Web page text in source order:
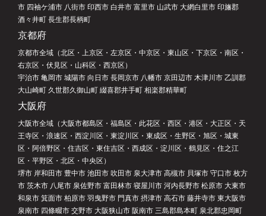
市 四袖ケ浦市 八街市 印西市 白井市 富里市 山武市 大網白里市 印旛郡
酒々井町 長生郡長柄町
京都府
京都市全域（北区・上京区・左京区・中京区・東山区・下京区・南区・
右京区・伏見区・山科区・西京区）
宇治市 亀岡市 城陽市 向日市 長岡京市 八幡市 京田辺市 木津川市 乙訓郡
大山崎町 久世郡久御山町 綴喜郡井手町 相楽郡精華町
大阪府
大阪市全域（大阪市都島区・福島区・此花区・西区・港区・大正区・天
王寺区・浪速区・西淀川区・東淀川区・東成区・生野区・旭区・城東
区・阿倍野区・住吉区・東住吉区・西成区・淀川区・鶴見区・住之江
区・平野区・北区・中央区）
堺市 岸和田市 豊中市 池田市 吹田市 泉大津市 高槻市 貝塚市 守口市 枚方
市 茨木市 八尾市 泉佐野市 富田林市 寝屋川市 河内長野市 松原市 大東市
和泉市 箕面市 柏原市 羽曳野市 門真市 摂津市 高石市 藤井寺市 東大阪市
泉南市 四條畷市 交野市 大阪狭山市 阪南市 三島郡島本町 泉北郡忠岡町